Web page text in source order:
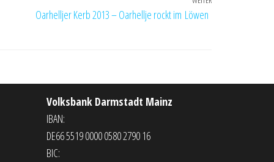
Oarhelljer Kerb 2013 – Oarhellje rockt im Löwen
Volksbank Darmstadt Mainz
IBAN:
DE66 5519 0000 0580 2790 16
BIC: